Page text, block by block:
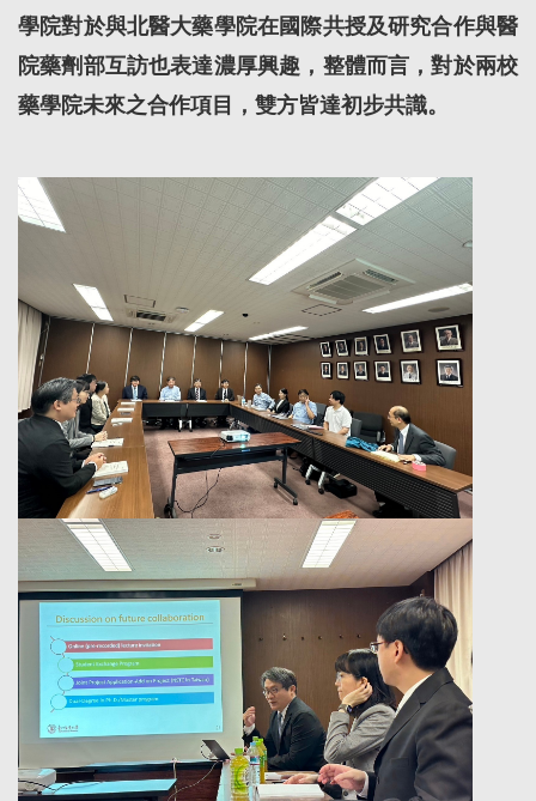
學院對於與北醫大藥學院在國際共授及研究合作與醫
院藥劑部互訪也表達濃厚興趣，整體而言，對於兩校
藥學院未來之合作項目，雙方皆達初步共識。